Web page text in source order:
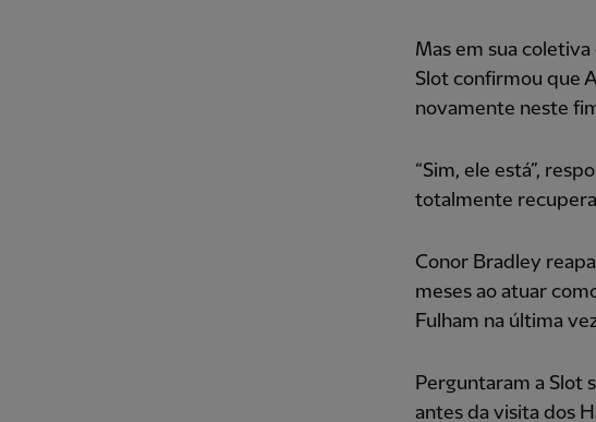
Mas em sua
Slot confirmou que
novamente neste
“Sim, ele está”,
totalmente
Conor Bradley
meses ao atuar
Fulham na última
Perguntaram a Slot
antes da visita dos